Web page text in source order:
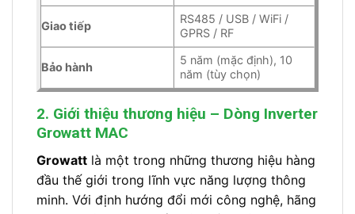
Giao tiếp
RS485 / USB / WiFi /
GPRS / RF
Bảo hành
5 năm (mặc định), 10
năm (tùy chọn)
2. Giới thiệu thương hiệu – Dòng Inverter
Growatt MAC
Growatt là một trong những thương hiệu hàng
đầu thế giới trong lĩnh vực năng lượng thông
minh. Với định hướng đổi mới công nghệ, hãng